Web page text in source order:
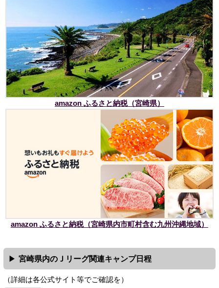
amazon ふるさと納税（宮崎県）
amazon ふるさと納税（宮崎県内市町村含む九州沖縄地域）
宮崎県内のＪリーグ関連キャンプ日程
（詳細は各公式サイト等でご確認を）